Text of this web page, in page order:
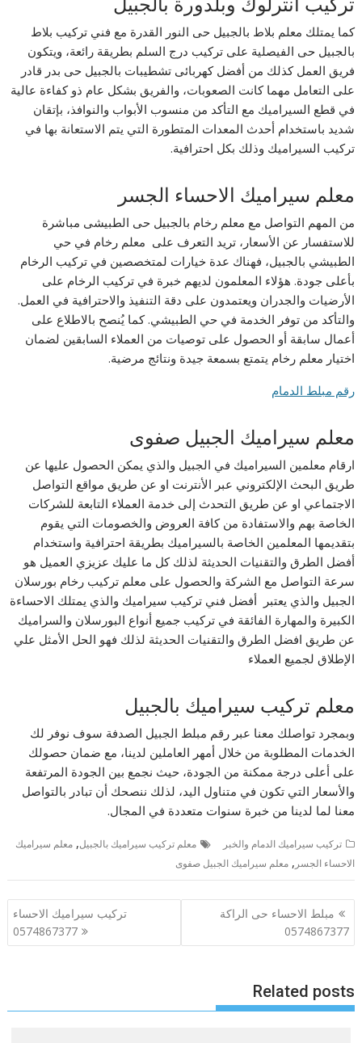
تركيب انترلوك وبلدورة بالجبيل
كما يمتلك معلم بلاط بالجبيل حى النور القدرة مع فني تركيب بلاط
بالجبيل حى الفيصلية على تركيب درج السلم بطريقة رائعة، ويتكون
فريق العمل كذلك من أفضل كهربائى تشطيبات بالجبيل حى بدر قادر
على التعامل مهما كانت الصعوبات، والفريق بشكل عام ذو كفاءة عالية
في قطع السيراميك مع التأكد من منسوب الأبواب والنوافذ، بإتقان
شديد باستخدام أحدث المعدات المتطورة التي يتم الاستعانة بها في
تركيب السيراميك وذلك بكل احترافية.
معلم سيراميك الاحساء الجسر
من المهم التواصل مع معلم رخام بالجبيل حى الطبيشى مباشرة
للاستفسار عن الأسعار، تريد التعرف على معلم رخام في حي
الطبيشي بالجبيل، فهناك عدة خيارات لمتخصصين في تركيب الرخام
بأعلى جودة. هؤلاء المعلمون لديهم خبرة في تركيب الرخام على
الأرضيات والجدران ويعتمدون على دقة التنفيذ والاحترافية في العمل.
والتأكد من توفر الخدمة في حي الطبيشي. كما يُنصح بالاطلاع على
أعمال سابقة أو الحصول على توصيات من العملاء السابقين لضمان
اختيار معلم رخام يتمتع بسمعة جيدة ونتائج مرضية.
رقم مبلط الدمام
معلم سيراميك الجبيل صفوى
ارقام معلمين السيراميك في الجبيل والذي يمكن الحصول عليها عن
طريق البحث الإلكتروني عبر الأنترنت او عن طريق مواقع التواصل
الاجتماعي او عن طريق التحدث إلى خدمة العملاء التابعة للشركات
الخاصة بهم والاستفادة من كافة العروض والخصومات التي يقوم
بتقديمها المعلمين الخاصة بالسيراميك بطريقة احترافية واستخدام
أفضل الطرق والتقنيات الحديثة لذلك كل ما عليك عزيزي العميل هو
سرعة التواصل مع الشركة والحصول على معلم تركيب رخام بورسلان
الجبيل والذي يعتبر أفضل فني تركيب سيراميك والذي يمتلك الاحساءة
الكبيرة والمهارة الفائقة في تركيب جميع أنواع البورسلان والسراميك
عن طريق افضل الطرق والتقنيات الحديثة لذلك فهو الحل الأمثل علي
الإطلاق لجميع العملاء
معلم تركيب سيراميك بالجبيل
وبمجرد تواصلك معنا عبر رقم مبلط الجبيل الصدفة سوف نوفر لك
الخدمات المطلوبة من خلال أمهر العاملين لدينا، مع ضمان حصولك
على أعلى درجة ممكنة من الجودة، حيث نجمع بين الجودة المرتفعة
والأسعار التي تكون في متناول اليد، لذلك ننصحك أن تبادر بالتواصل
معنا لما لدينا من خبرة سنوات متعددة في المجال.
تركيب سيراميك الدمام والخبر معلم تركيب سيراميك بالجبيل,معلم سيراميك
الاحساء الجسر ,معلم سيراميك الجبيل صفوى
تصفّح
المقالات
مبلط الاحساء حى الراكة
0574867377
تركيب سيراميك الاحساء
0574867377
Related posts